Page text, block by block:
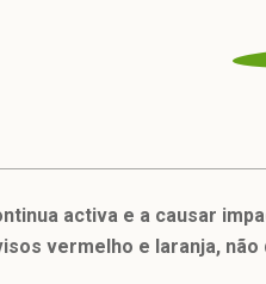
activa e a causar
vermelho e laranja,